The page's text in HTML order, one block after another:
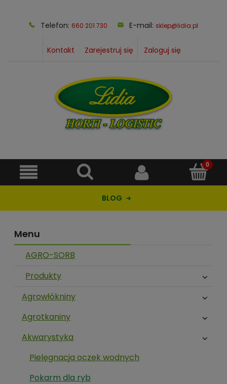
Telefon: 660 201 730 E-mail: sklep@lidia.pl
Kontakt Zarejestruj się Zaloguj się
BLOG
Menu
AGRO-SORB
Produkty
Agrowłókniny
Agrotkaniny
Akwarystyka
Pielęgnacja oczek wodnych
Pokarm dla ryb